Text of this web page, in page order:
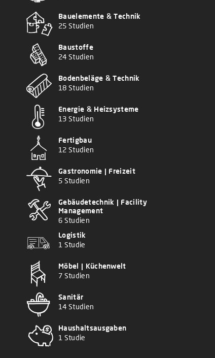
Bauelemente & Technik
25 Studien
Baustoffe
24 Studien
Bodenbeläge & Technik
18 Studien
Energie & Heizsysteme
13 Studien
Fertigbau
12 Studien
Gastronomie | Freizeit
5 Studien
Gebäudetechnik | Facility
Management
6 Studien
Logistik
1 Studie
Möbel | Küchenwelt
7 Studien
Sanitär
14 Studien
Haushaltsausgaben
1 Studie